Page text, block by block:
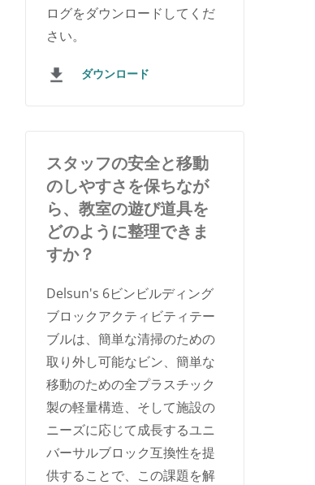
ログをダウンロードしてくだ
さい。
ダウンロード
スタッフの安全と移動
のしやすさを保ちなが
ら、教室の遊び道具を
どのように整理できま
すか？
Delsun's 6ビンビルディング
ブロックアクティビティテー
ブルは、簡単な清掃のための
取り外し可能なビン、簡単な
移動のための全プラスチック
製の軽量構造、そして施設の
ニーズに応じて成長するユニ
バーサルブロック互換性を提
供することで、この課題を解